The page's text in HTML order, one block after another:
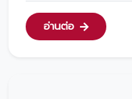
InboxFacebook :
วรจักร์ยนต์ภายในวัน
ไม่...
อ่านต่อ